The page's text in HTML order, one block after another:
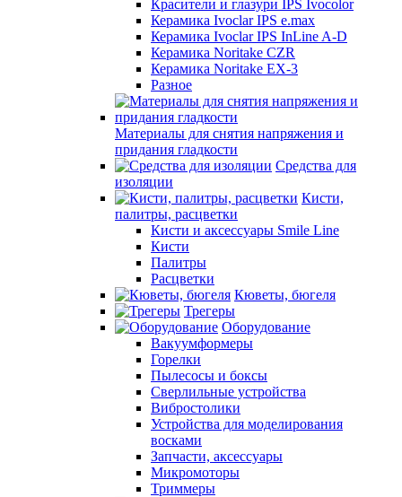
Красители и глазури IPS Ivocolor
Керамика Ivoclar IPS e.max
Керамика Ivoclar IPS InLine A-D
Керамика Noritake CZR
Керамика Noritake EX-3
Разное
Материалы для снятия напряжения и
придания гладкости
Средства для
изоляции
Кисти,
палитры, расцветки
Кисти и аксессуары Smile Line
Кисти
Палитры
Расцветки
Кюветы, бюгеля
Трегеры
Оборудование
Вакуумформеры
Горелки
Пылесосы и боксы
Сверлильные устройства
Вибростолики
Устройства для моделирования
восками
Запчасти, аксессуары
Микромоторы
Триммеры